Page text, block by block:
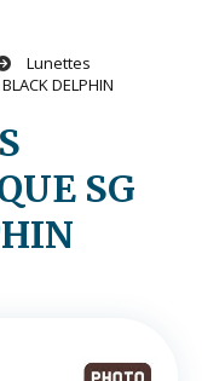
Lunettes
DELPHIN
SG